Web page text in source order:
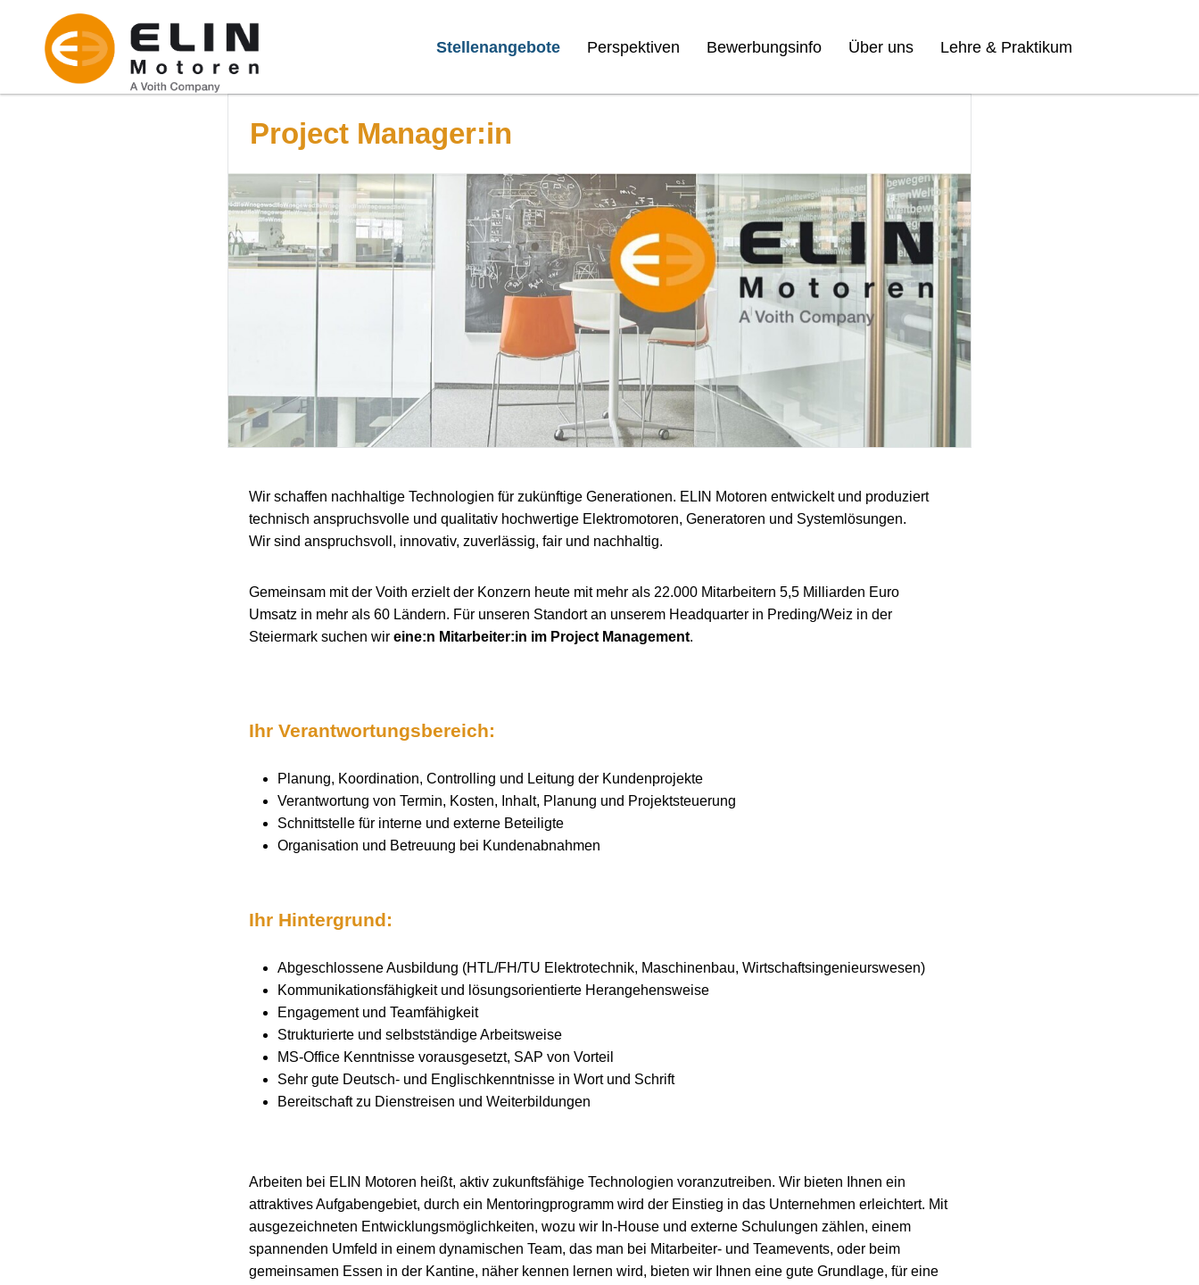
Stellenangebote Perspektiven Bewerbungsinfo Über uns Lehre & Praktikum
Project Manager:in
Wir schaffen nachhaltige Technologien für zukünftige Generationen. ELIN Motoren entwickelt und produziert
technisch anspruchsvolle und qualitativ hochwertige Elektromotoren, Generatoren und Systemlösungen.
Wir sind anspruchsvoll, innovativ, zuverlässig, fair und nachhaltig.
Gemeinsam mit der Voith erzielt der Konzern heute mit mehr als 22.000 Mitarbeitern 5,5 Milliarden Euro
Umsatz in mehr als 60 Ländern. Für unseren Standort an unserem Headquarter in Preding/Weiz in der
Steiermark suchen wir eine:n Mitarbeiter:in im Project Management.
Ihr Verantwortungsbereich:
Planung, Koordination, Controlling und Leitung der Kundenprojekte
Verantwortung von Termin, Kosten, Inhalt, Planung und Projektsteuerung
Schnittstelle für interne und externe Beteiligte
Organisation und Betreuung bei Kundenabnahmen
Ihr Hintergrund:
Abgeschlossene Ausbildung (HTL/FH/TU Elektrotechnik, Maschinenbau, Wirtschaftsingenieurswesen)
Kommunikationsfähigkeit und lösungsorientierte Herangehensweise
Engagement und Teamfähigkeit
Strukturierte und selbstständige Arbeitsweise
MS-Office Kenntnisse vorausgesetzt, SAP von Vorteil
Sehr gute Deutsch- und Englischkenntnisse in Wort und Schrift
Bereitschaft zu Dienstreisen und Weiterbildungen
Arbeiten bei ELIN Motoren heißt, aktiv zukunftsfähige Technologien voranzutreiben. Wir bieten Ihnen ein
attraktives Aufgabengebiet, durch ein Mentoringprogramm wird der Einstieg in das Unternehmen erleichtert. Mit
ausgezeichneten Entwicklungsmöglichkeiten, wozu wir In-House und externe Schulungen zählen, einem
spannenden Umfeld in einem dynamischen Team, das man bei Mitarbeiter- und Teamevents, oder beim
gemeinsamen Essen in der Kantine, näher kennen lernen wird, bieten wir Ihnen eine gute Grundlage, für eine